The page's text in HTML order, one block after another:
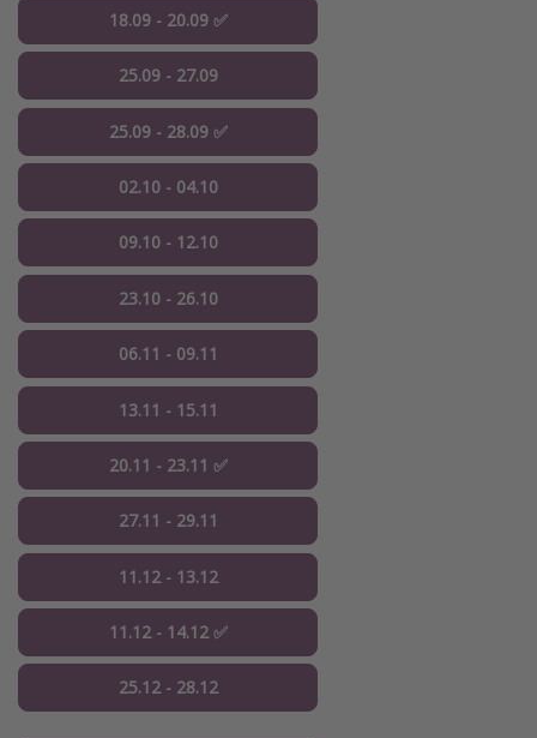
18.09 - 20.09 ✅
25.09 - 27.09
25.09 - 28.09 ✅
02.10 - 04.10
09.10 - 12.10
23.10 - 26.10
06.11 - 09.11
13.11 - 15.11
20.11 - 23.11 ✅
27.11 - 29.11
11.12 - 13.12
11.12 - 14.12 ✅
25.12 - 28.12